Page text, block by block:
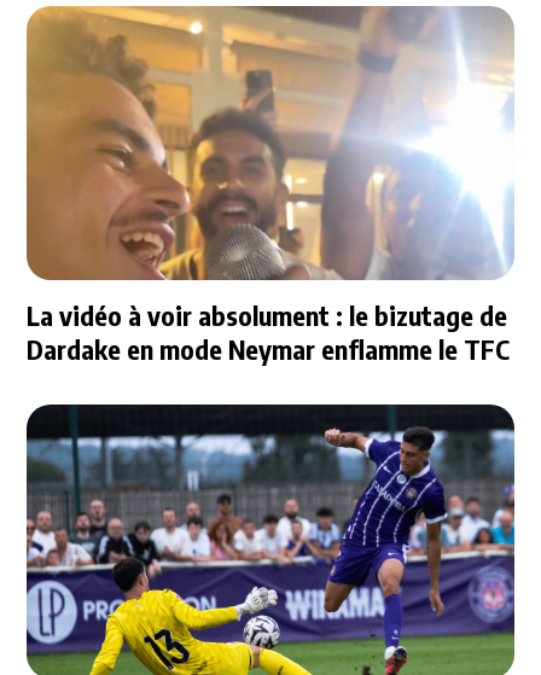
La vidéo à voir absolument : le bizutage de
Dardake en mode Neymar enflamme le TFC